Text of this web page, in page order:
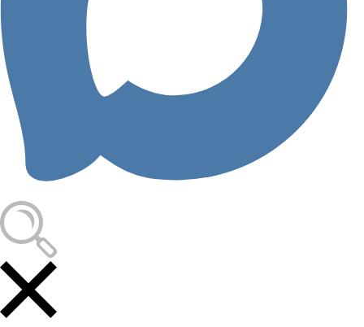
Происшествия
В Кузбассе на молочной ферме погибли двое,
когда спустились в навозохранилище